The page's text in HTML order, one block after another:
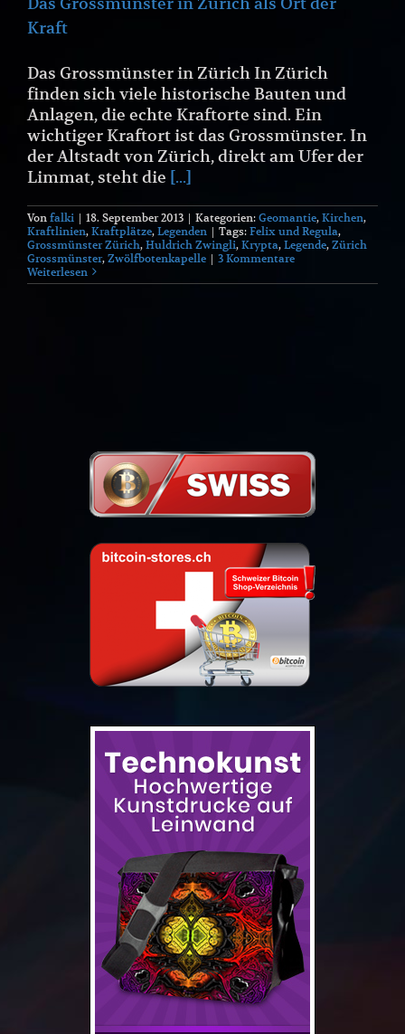
Kraft
Das Grossmünster in Zürich In Zürich
finden sich viele historische Bauten und
Anlagen, die echte Kraftorte sind. Ein
wichtiger Kraftort ist das Grossmünster. In
der Altstadt von Zürich, direkt am Ufer der
Limmat, steht die [...]
Von falki | 18. September 2013 | Kategorien: Geomantie, Kirchen,
Kraftlinien, Kraftplätze, Legenden | Tags: Felix und Regula,
Grossmünster Zürich, Huldrich Zwingli, Krypta, Legende, Zürich
Grossmünster, Zwölfbotenkapelle | 3 Kommentare
Weiterlesen